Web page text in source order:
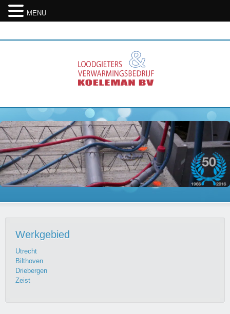
Werkgebied
Utrecht
Bilthoven
Driebergen
Zeist
MENU